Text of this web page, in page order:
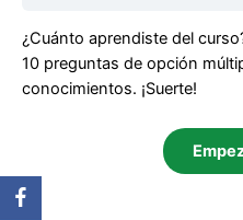
¿Cuánto aprendiste del
10 preguntas de opción
conocimientos. ¡Suerte!